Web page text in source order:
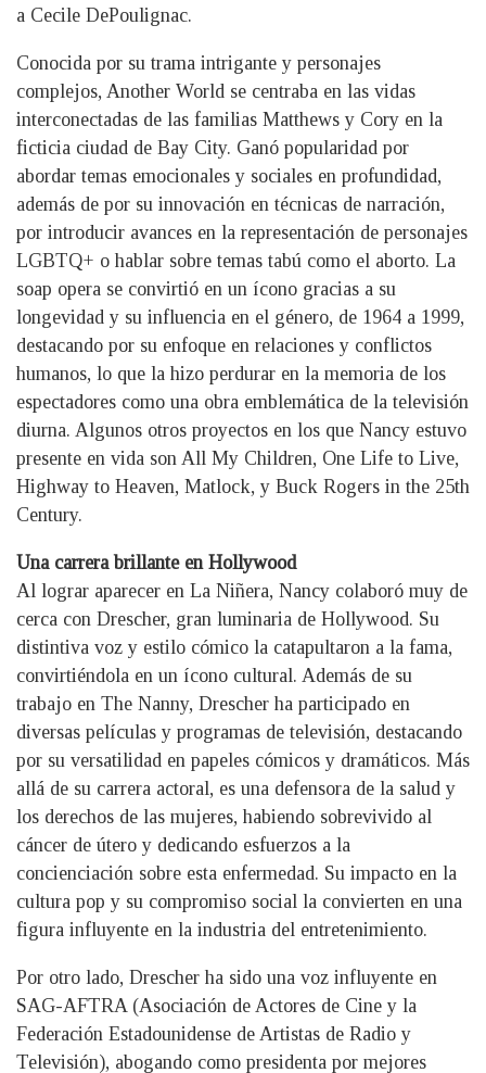
a Cecile DePoulignac.
Conocida por su trama intrigante y personajes
complejos, Another World se centraba en las vidas
interconectadas de las familias Matthews y Cory en la
ficticia ciudad de Bay City. Ganó popularidad por
abordar temas emocionales y sociales en profundidad,
además de por su innovación en técnicas de narración,
por introducir avances en la representación de personajes
LGBTQ+ o hablar sobre temas tabú como el aborto. La
soap opera se convirtió en un ícono gracias a su
longevidad y su influencia en el género, de 1964 a 1999,
destacando por su enfoque en relaciones y conflictos
humanos, lo que la hizo perdurar en la memoria de los
espectadores como una obra emblemática de la televisión
diurna. Algunos otros proyectos en los que Nancy estuvo
presente en vida son All My Children, One Life to Live,
Highway to Heaven, Matlock, y Buck Rogers in the 25th
Century.
Una carrera brillante en Hollywood
Al lograr aparecer en La Niñera, Nancy colaboró muy de
cerca con Drescher, gran luminaria de Hollywood. Su
distintiva voz y estilo cómico la catapultaron a la fama,
convirtiéndola en un ícono cultural. Además de su
trabajo en The Nanny, Drescher ha participado en
diversas películas y programas de televisión, destacando
por su versatilidad en papeles cómicos y dramáticos. Más
allá de su carrera actoral, es una defensora de la salud y
los derechos de las mujeres, habiendo sobrevivido al
cáncer de útero y dedicando esfuerzos a la
concienciación sobre esta enfermedad. Su impacto en la
cultura pop y su compromiso social la convierten en una
figura influyente en la industria del entretenimiento.
Por otro lado, Drescher ha sido una voz influyente en
SAG-AFTRA (Asociación de Actores de Cine y la
Federación Estadounidense de Artistas de Radio y
Televisión), abogando como presidenta por mejores